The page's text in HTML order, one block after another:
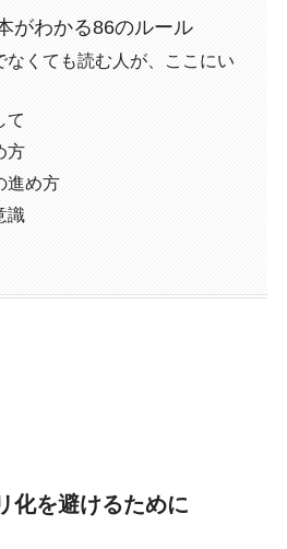
がわかる86のルール
なくても読む人が、ここにい
て
方
進め方
識
化を避けるために